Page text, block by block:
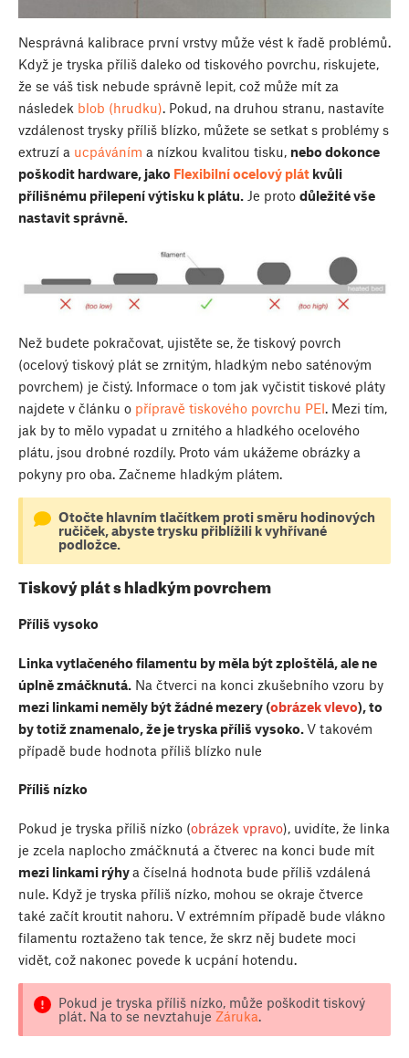
Nesprávná kalibrace první vrstvy může vést k řadě problémů.
Když je tryska příliš daleko od tiskového povrchu, riskujete,
že se váš tisk nebude správně lepit, což může mít za
následek blob (hrudku). Pokud, na druhou stranu, nastavíte
vzdálenost trysky příliš blízko, můžete se setkat s problémy s
extruzí a ucpáváním a nízkou kvalitou tisku, nebo dokonce
poškodit hardware, jako Flexibilní ocelový plát kvůli
přílišnému přilepení výtisku k plátu. Je proto důležité vše
nastavit správně.
Než budete pokračovat, ujistěte se, že tiskový povrch
(ocelový tiskový plát se zrnitým, hladkým nebo saténovým
povrchem) je čistý. Informace o tom jak vyčistit tiskové pláty
najdete v článku o přípravě tiskového povrchu PEI. Mezi tím,
jak by to mělo vypadat u zrnitého a hladkého ocelového
plátu, jsou drobné rozdíly. Proto vám ukážeme obrázky a
pokyny pro oba. Začneme hladkým plátem.
Otočte hlavním tlačítkem proti směru hodinových
ručiček, abyste trysku přiblížili k vyhřívané
podložce.
Tiskový plát s hladkým povrchem
Příliš vysoko
Linka vytlačeného filamentu by měla být zploštělá, ale ne
úplně zmáčknutá. Na čtverci na konci zkušebního vzoru by
mezi linkami neměly být žádné mezery (obrázek vlevo), to
by totiž znamenalo, že je tryska příliš vysoko. V takovém
případě bude hodnota příliš blízko nule
Příliš nízko
Pokud je tryska příliš nízko (obrázek vpravo), uvidíte, že linka
je zcela naplocho zmáčknutá a čtverec na konci bude mít
mezi linkami rýhya číselná hodnota bude příliš vzdálená
nule. Když je tryska příliš nízko, mohou se okraje čtverce
také začít kroutit nahoru. V extrémním případě bude vlákno
filamentu roztaženo tak tence, že skrz něj budete moci
vidět, což nakonec povede k ucpání hotendu.
Pokud je tryska příliš nízko, může poškodit tiskový
plát. Na to se nevztahuje Záruka.